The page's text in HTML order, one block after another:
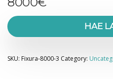
HAE
SKU: Fixura-8000-3 Category: